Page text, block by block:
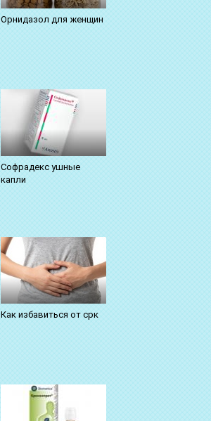
Орнидазол для женщин
Софрадекс ушные
капли
Как избавиться от срк